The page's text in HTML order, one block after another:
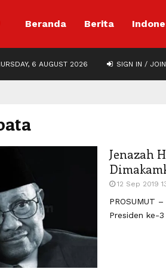
Beranda Berita
6 AUGUST 2026 SIGN IN / JOIN
Jenazah
12 Sep 2019
PROSUMUT
Presiden ke-